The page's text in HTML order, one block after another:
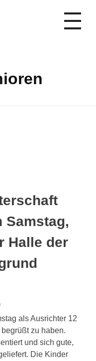
Samstag,
Halle der
als Ausrichter 12
zu haben.
und sich gute,
Die Kinder